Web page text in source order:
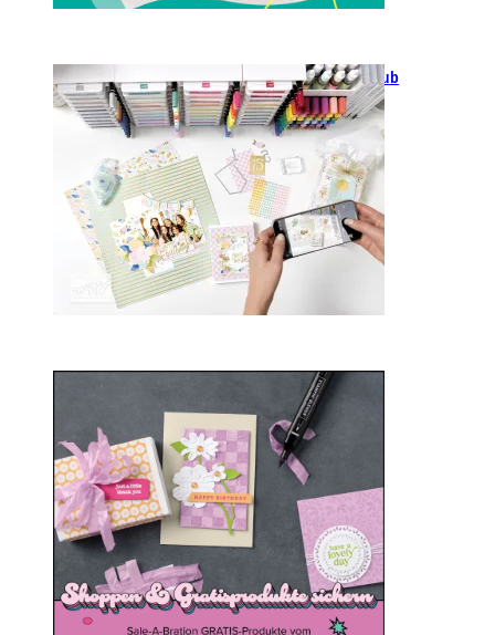
GANZ NEU: Scrapbooking Club
2025
21. Januar 2025
Sale-a-bration 2025
20. Januar 2025